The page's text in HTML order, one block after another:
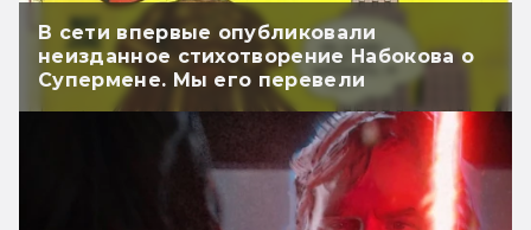
В сети впервые опубликовали
неизданное стихотворение Набокова о
Супермене. Мы его перевели